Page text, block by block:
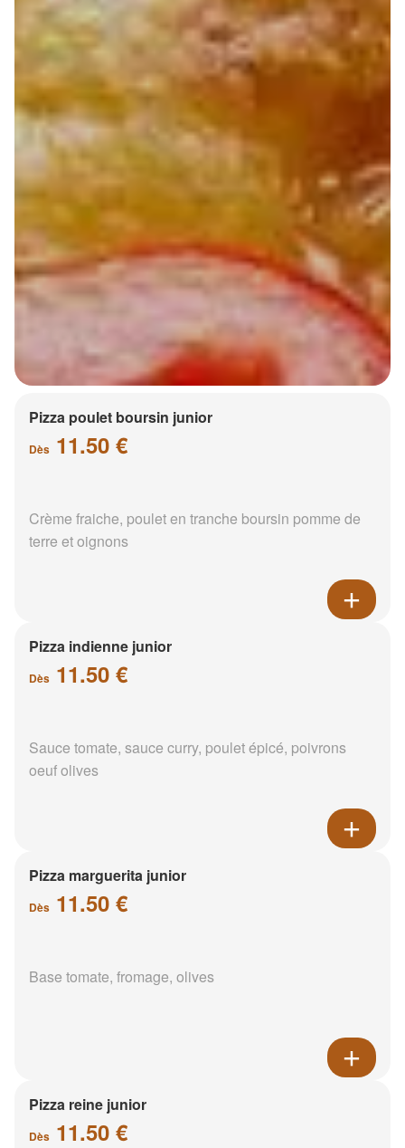
Pizza poulet boursin junior
Dès 11.50 €
Crème fraiche, poulet en tranche boursin pomme de
terre et oignons
Pizza indienne junior
Dès 11.50 €
Sauce tomate, sauce curry, poulet épicé, poivrons
oeuf olives
Pizza marguerita junior
Dès 11.50 €
Base tomate, fromage, olives
Pizza reine junior
Dès 11.50 €